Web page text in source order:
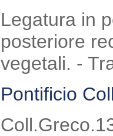
Legatura in
posteriore
vegetali. -
Pontificio